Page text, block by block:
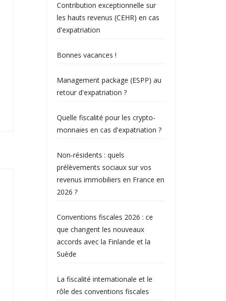
Contribution exceptionnelle sur
les hauts revenus (CEHR) en cas
d'expatriation
Bonnes vacances !
Management package (ESPP) au
retour d'expatriation ?
Quelle fiscalité pour les crypto-
monnaies en cas d'expatriation ?
Non‑résidents : quels
prélèvements sociaux sur vos
revenus immobiliers en France en
2026 ?
Conventions fiscales 2026 : ce
que changent les nouveaux
accords avec la Finlande et la
Suède
La fiscalité internationale et le
rôle des conventions fiscales